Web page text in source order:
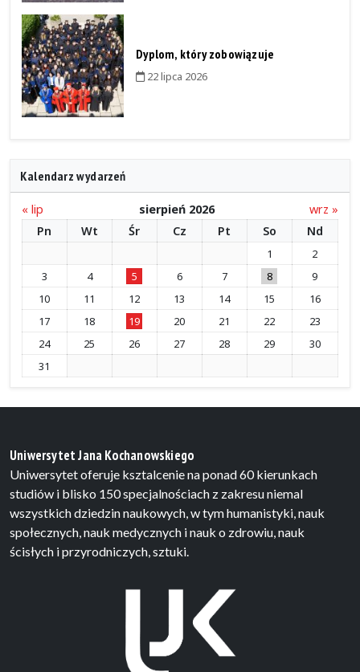
Dyplom, który zobowiązuje
22 lipca 2026
Kalendarz wydarzeń
« lip sierpień 2026
wrz »
Pn
Wt Śr Cz Pt So Nd
1
2
3
4 5 6 7 8
9
10
11 12 13 14 15
16
17
18 19 20 21 22
23
24
25 26 27 28 29
30
31
Uniwersytet Jana Kochanowskiego
Uniwersytet oferuje ksztalcenie na ponad 60 kierunkach
studiów i blisko 150 specjalnościach z zakresu niemal
wszystkich dziedzin naukowych, w tym humanistyki, nauk
społecznych, nauk medycznych i nauk o zdrowiu, nauk
ścisłych i przyrodniczych, sztuki.